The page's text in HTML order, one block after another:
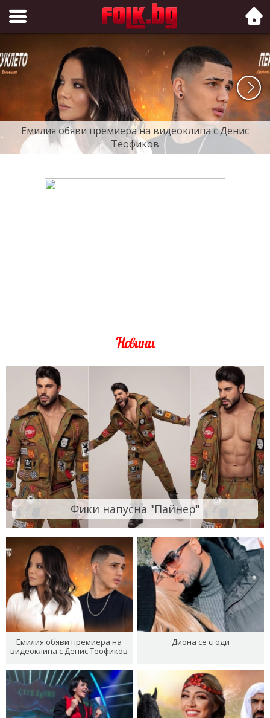
Folk.bg
Емилия обяви премиера на видеоклипа с Денис
Теофиков
Новини
Фики напусна "Пайнер"
Емилия обяви премиера на
видеоклипа с Денис Теофиков
Диона се сгоди